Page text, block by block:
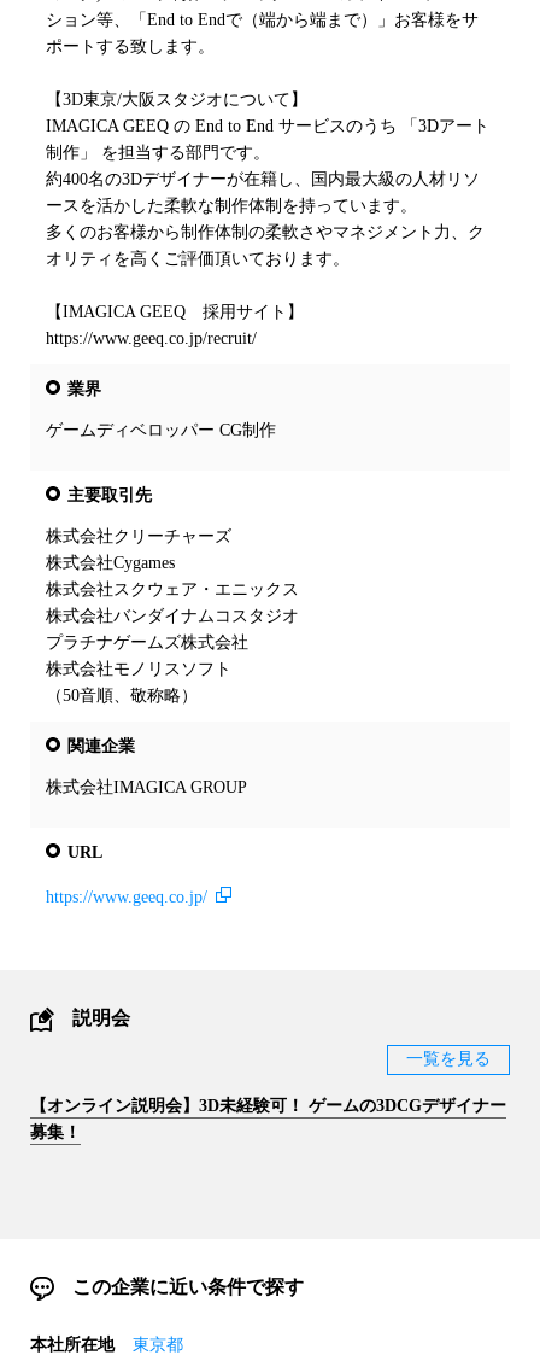
ション等、「End to Endで（端から端まで）」お客様をサ
ポートする致します。
【3D東京/大阪スタジオについて】
IMAGICA GEEQ の End to End サービスのうち 「3Dアート
制作」 を担当する部門です。
約400名の3Dデザイナーが在籍し、国内最大級の人材リソ
ースを活かした柔軟な制作体制を持っています。
多くのお客様から制作体制の柔軟さやマネジメント力、ク
オリティを高くご評価頂いております。
【IMAGICA GEEQ 採用サイト】
https://www.geeq.co.jp/recruit/
業界
ゲームディベロッパー CG制作
主要取引先
株式会社クリーチャーズ
株式会社Cygames
株式会社スクウェア・エニックス
株式会社バンダイナムコスタジオ
プラチナゲームズ株式会社
株式会社モノリスソフト
（50音順、敬称略）
関連企業
株式会社IMAGICA GROUP
URL
https://www.geeq.co.jp/
説明会
一覧を見る
【オンライン説明会】3D未経験可！ ゲームの3DCGデザイナー
募集！
この企業に近い条件で探す
本社所在地 東京都